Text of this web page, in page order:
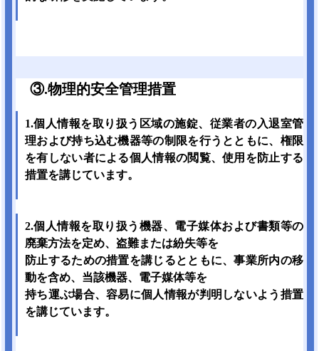
③.物理的安全管理措置
1.個人情報を取り扱う区域の施錠、従業者の入退室管
理および持ち込む機器等の制限を行うとともに、権限
を有しない者による個人情報の閲覧、使用を防止する
措置を講じています。
2.個人情報を取り扱う機器、電子媒体および書類等の
廃棄方法を定め、盗難または紛失等を
防止するための措置を講じるとともに、事業所内の移
動を含め、当該機器、電子媒体等を
持ち運ぶ場合、容易に個人情報が判明しないよう措置
を講じています。